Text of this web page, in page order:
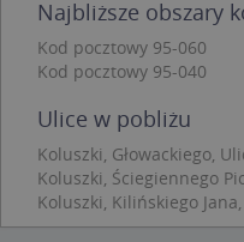
Najbliższe obszary
Kod pocztowy 95-060
Kod pocztowy 95-040
Ulice w pobliżu
Koluszki, Głowackiego,
Koluszki, Ściegiennego
Koluszki, Kilińskiego
Funkcjonalność
Niezbędne pliki
podstawowych
Bez niezbędnych
prawidłowo
Nazwa
APPSESSID